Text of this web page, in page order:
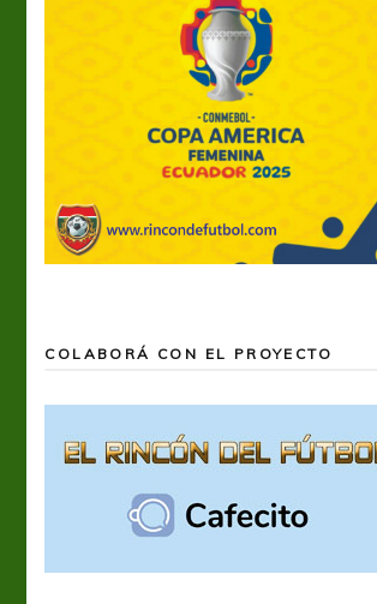
COLABORÁ CON EL PROYECTO